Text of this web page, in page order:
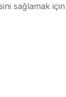
sağlamak